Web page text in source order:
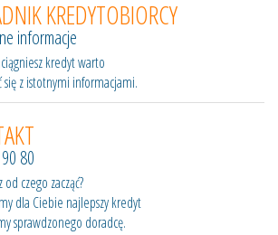
KREDYTOBIORCY
informacje
kredyt warto
się z istotnymi informacjami.
80
od czego zacząć?
dla Ciebie najlepszy kredyt
sprawdzonego doradcę.